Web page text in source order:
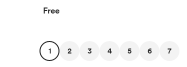
Free
1 2 3 4 5 6 7